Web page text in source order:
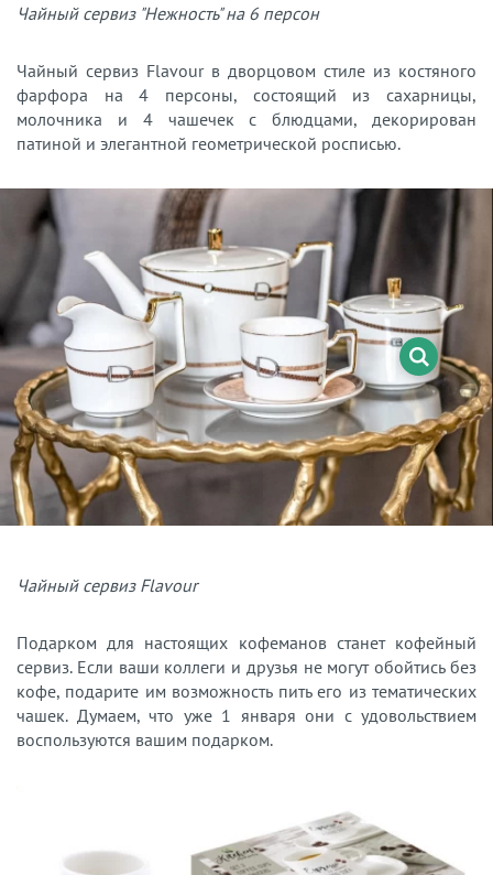
Чайный сервиз "Нежность" на 6 персон
Чайный сервиз Flavour в дворцовом стиле из костяного
фарфора на 4 персоны, состоящий из сахарницы,
молочника и 4 чашечек с блюдцами, декорирован
патиной и элегантной геометрической росписью.
Чайный сервиз Flavour
Подарком для настоящих кофеманов станет кофейный
сервиз. Если ваши коллеги и друзья не могут обойтись без
кофе, подарите им возможность пить его из тематических
чашек. Думаем, что уже 1 января они с удовольствием
воспользуются вашим подарком.